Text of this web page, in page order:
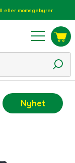
eller momsgebyrer
Nyhet